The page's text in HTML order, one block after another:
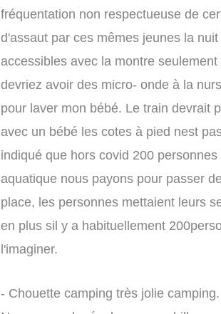
fréquentation non respectueuse de
d'assaut par ces mêmes jeunes la
accessibles avec la montre
devriez avoir des micro- onde à la
pour laver mon bébé. Le train devrait
avec un bébé les cotes à pied nest
indiqué que hors covid 200
aquatique nous payons pour passer
place, les personnes mettaient leurs
en plus sil y a habituellement
l'imaginer.
- Chouette camping très jolie